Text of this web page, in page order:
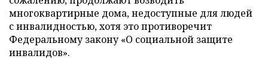
многоквартирные дома, недоступные для людей
с инвалидностью, хотя это противоречит
Федеральному закону «О социальной защите
инвалидов».